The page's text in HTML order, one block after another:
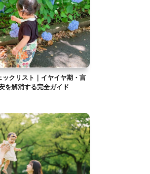
クリスト｜イヤイヤ期・言
を解消する完全ガイド